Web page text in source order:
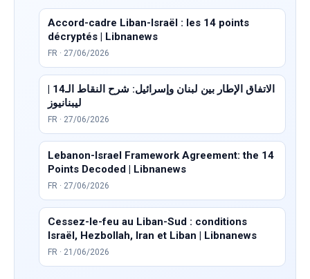
Accord-cadre Liban-Israël : les 14 points
décryptés | Libnanews
FR · 27/06/2026
الاتفاق الإطار بين لبنان وإسرائيل: شرح النقاط الـ14 |
ليبنانيوز
FR · 27/06/2026
Lebanon-Israel Framework Agreement: the 14
Points Decoded | Libnanews
FR · 27/06/2026
Cessez-le-feu au Liban-Sud : conditions
Israël, Hezbollah, Iran et Liban | Libnanews
FR · 21/06/2026